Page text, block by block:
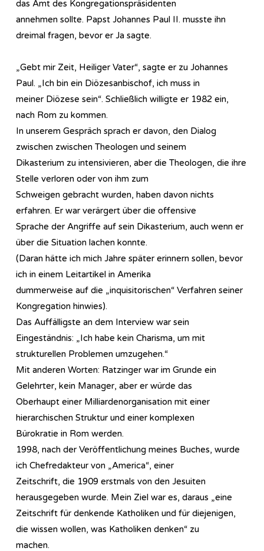
das Amt des Kongregationspräsidenten
annehmen sollte. Papst Johannes Paul II. musste ihn
dreimal fragen, bevor er Ja sagte.
„Gebt mir Zeit, Heiliger Vater“, sagte er zu Johannes
Paul. „Ich bin ein Diözesanbischof, ich muss in
meiner Diözese sein“. Schließlich willigte er 1982 ein,
nach Rom zu kommen.
In unserem Gespräch sprach er davon, den Dialog
zwischen zwischen Theologen und seinem
Dikasterium zu intensivieren, aber die Theologen, die ihre
Stelle verloren oder von ihm zum
Schweigen gebracht wurden, haben davon nichts
erfahren. Er war verärgert über die offensive
Sprache der Angriffe auf sein Dikasterium, auch wenn er
über die Situation lachen konnte.
(Daran hätte ich mich Jahre später erinnern sollen, bevor
ich in einem Leitartikel in Amerika
dummerweise auf die „inquisitorischen“ Verfahren seiner
Kongregation hinwies).
Das Auffälligste an dem Interview war sein
Eingeständnis: „Ich habe kein Charisma, um mit
strukturellen Problemen umzugehen.“
Mit anderen Worten: Ratzinger war im Grunde ein
Gelehrter, kein Manager, aber er würde das
Oberhaupt einer Milliardenorganisation mit einer
hierarchischen Struktur und einer komplexen
Bürokratie in Rom werden.
1998, nach der Veröffentlichung meines Buches, wurde
ich Chefredakteur von „America“, einer
Zeitschrift, die 1909 erstmals von den Jesuiten
herausgegeben wurde. Mein Ziel war es, daraus „eine
Zeitschrift für denkende Katholiken und für diejenigen,
die wissen wollen, was Katholiken denken“ zu
machen.